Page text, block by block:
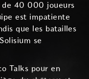
de 40 000 joueurs
est impatiente
que les batailles
se
Talks pour en